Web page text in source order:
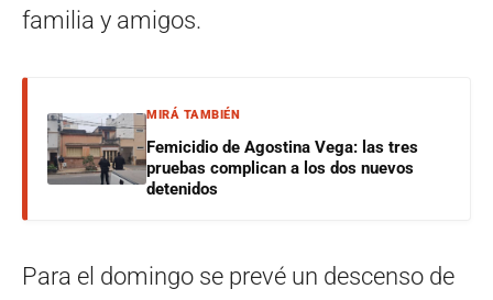
familia y amigos.
MIRÁ TAMBIÉN
Femicidio de Agostina Vega: las tres
pruebas complican a los dos nuevos
detenidos
Para el domingo se prevé un descenso de